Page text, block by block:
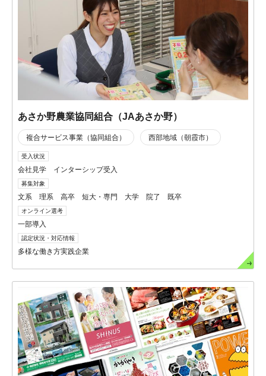
あさか野農業協同組合（JAあさか野）
複合サービス事業（協同組合） 西部地域（朝霞市）
受入状況
会社見学 インターシップ受入
募集対象
文系 理系 高卒 短大・専門 大学 院了 既卒
オンライン選考
一部導入
認定状況・対応情報
多様な働き方実践企業